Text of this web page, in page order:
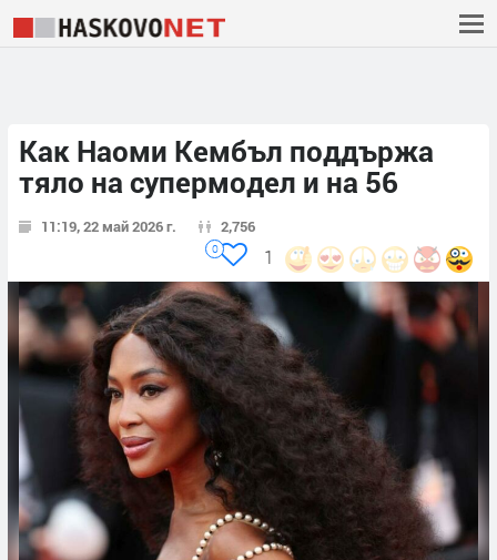
Как Наоми Кембъл поддържа
тяло на супермодел и на 56
11:19, 22 май 2026 г. 2,756
1
0